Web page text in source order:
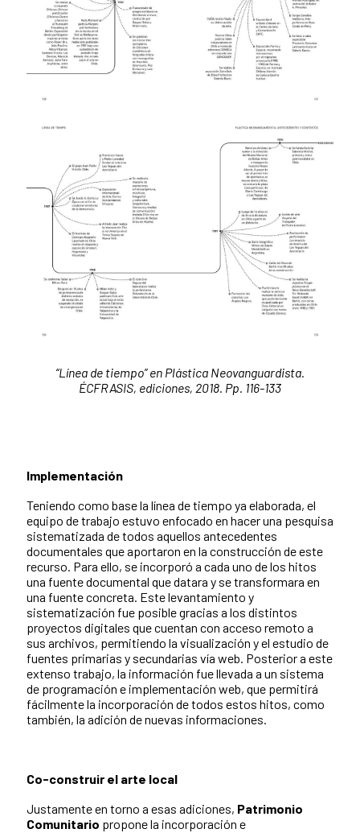
“Línea de tiempo” en Plástica Neovanguardista.
ÉCFRASIS, ediciones, 2018. Pp. 116-133
Implementación
Teniendo como base la línea de tiempo ya elaborada, el
equipo de trabajo estuvo enfocado en hacer una pesquisa
sistematizada de todos aquellos antecedentes
documentales que aportaron en la construcción de este
recurso. Para ello, se incorporó a cada uno de los hitos
una fuente documental que datara y se transformara en
una fuente concreta. Este levantamiento y
sistematización fue posible gracias a los distintos
proyectos digitales que cuentan con acceso remoto a
sus archivos, permitiendo la visualización y el estudio de
fuentes primarias y secundarias vía web. Posterior a este
extenso trabajo, la información fue llevada a un sistema
de programación e implementación web, que permitirá
fácilmente la incorporación de todos estos hitos, como
también, la adición de nuevas informaciones.
Co-construir el arte local
Justamente en torno a esas adiciones, Patrimonio
Comunitario propone la incorporación e